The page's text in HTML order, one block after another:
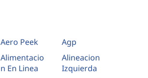
Aero Peek Agp
Alimentacio
n En Linea
Alineacion
Izquierda